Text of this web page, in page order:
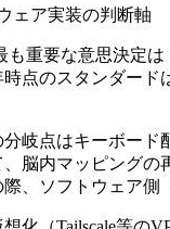
ェア実装の判断軸
も重要な意思決定
点のスタンダード
岐点はキーボー
脳内マッピング
、ソフトウェア側